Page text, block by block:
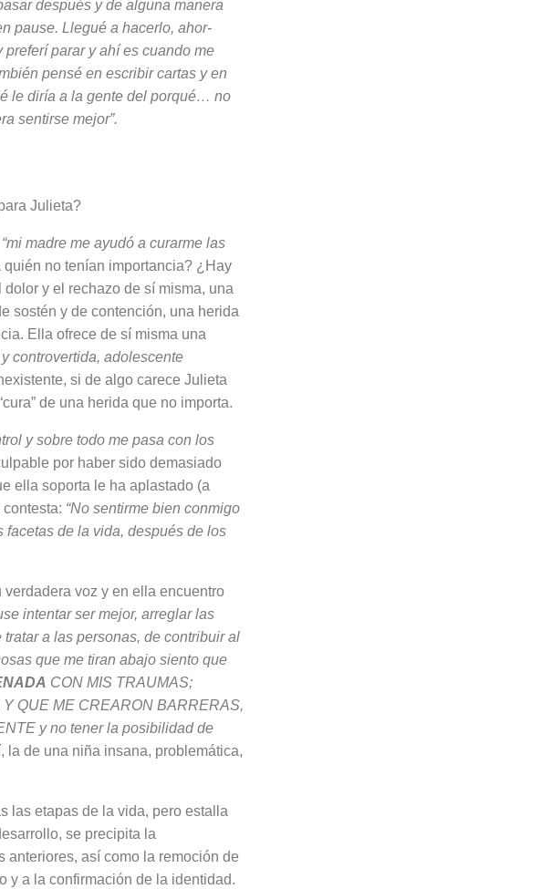
después y de alguna manera
pause. Llegué a hacerlo, ahor­
parar y ahí es cuando me
pensé en escribir cartas y en
le diría a la gente del porqué… no
sentirse mejor”.
Julieta?
“mi madre me ayudó a cu­rarme las
no tenían importancia? ¿Hay
y el rechazo de sí misma, una
sostén y de contención, una herida
Ella ofrece de sí misma una
controvertida, adoles­cente
si de algo carece Julieta
de una herida que no importa.
y sobre todo me pasa con los
por haber sido demasiado
ella so­porta le ha aplastado (a
“No sentirme bien conmigo
facetas de la vida, después de los
voz y en ella en­cuentro
intentar ser mejor, arreglar las
a las personas, de contribuir al
que me tiran abajo siento que
CON MIS TRAU­MAS;
QUE ME CREA­RON BARRERAS,
y no tener la posibilidad de
la de una niña insana, problemática,
las etapas de la vida, pero estalla
se precipita la
anteriores, así como la remoción de
y a la confirmación de la identidad.